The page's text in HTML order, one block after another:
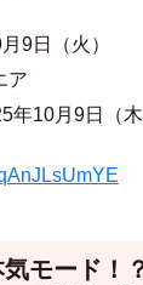
9日（火）
ア
年10月9日（
モード！